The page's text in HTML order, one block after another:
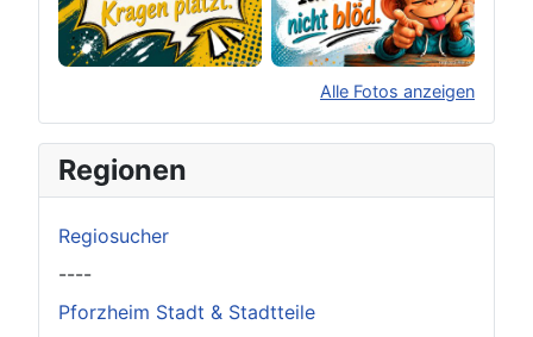
Alle Fotos anzeigen
Original herunterladen
Regionen
Regiosucher
----
Pforzheim Stadt & Stadtteile